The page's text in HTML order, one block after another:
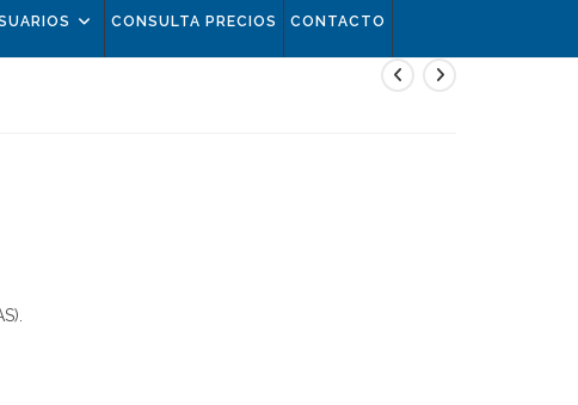
CONSULTA PRECIOS CONTACTO